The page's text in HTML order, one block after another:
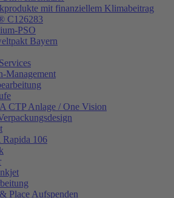
mit finanziellem Klimabeitrag
C126283
PSO
Bayern
Management
CTP Anlage / One Vision
106
Place Aufspenden